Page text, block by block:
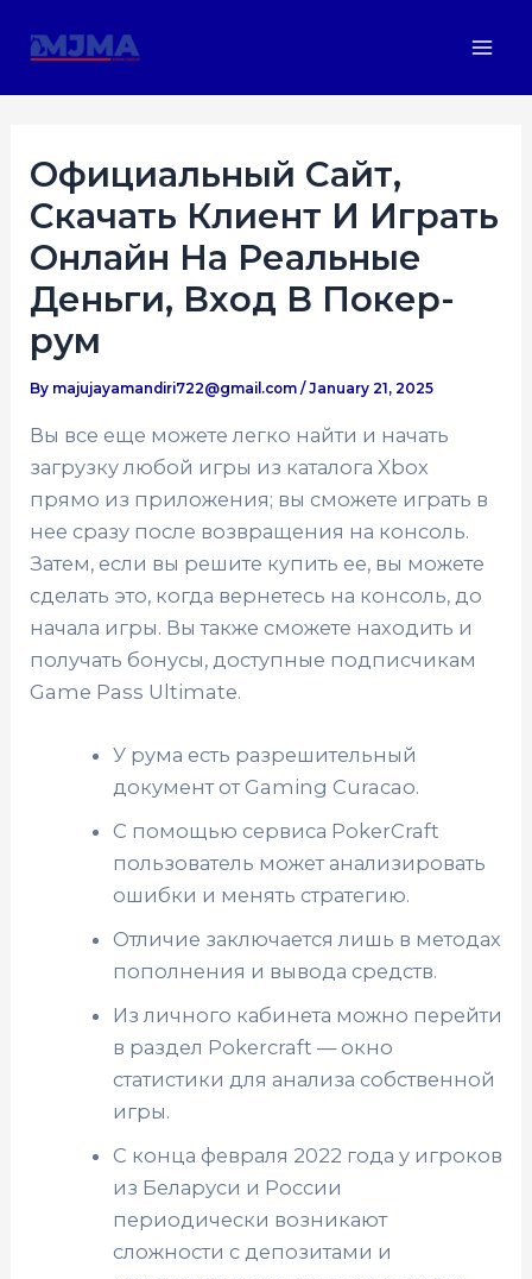
Официальный Сайт,
Скачать Клиент И Играть
Онлайн На Реальные
Деньги, Вход В Покер-
рум
By majujayamandiri722@gmail.com/January 21, 2025
Вы все еще можете легко найти и начать
загрузку любой игры из каталога Xbox
прямо из приложения; вы сможете играть в
нее сразу после возвращения на консоль.
Затем, если вы решите купить ее, вы можете
сделать это, когда вернетесь на консоль, до
начала игры. Вы также сможете находить и
получать бонусы, доступные подписчикам
Game Pass Ultimate.
У рума есть разрешительный
документ от Gaming Curacao.
С помощью сервиса PokerCraft
пользователь может анализировать
ошибки и менять стратегию.
Отличие заключается лишь в методах
пополнения и вывода средств.
Из личного кабинета можно перейти
в раздел Pokercraft — окно
статистики для анализа собственной
игры.
С конца февраля 2022 года у игроков
из Беларуси и России
периодически возникают
сложности с депозитами и
navigation